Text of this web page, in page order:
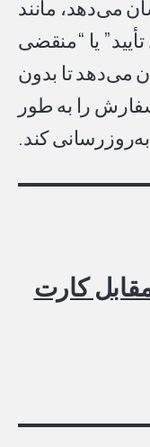
می‌دهد، مانند
یا “منقضی
می‌دهد تا بدون
را به طور
کند.
کارت